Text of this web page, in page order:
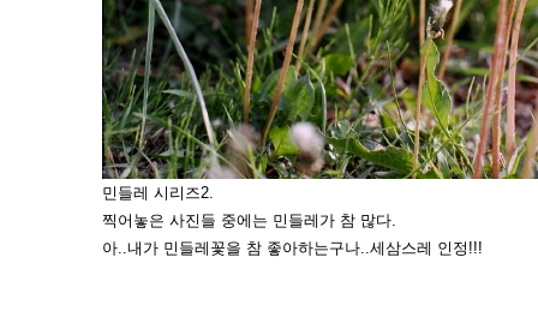
민들레 시리즈2.
찍어놓은 사진들 중에는 민들레가 참 많다.
아..내가 민들레꽃을 참 좋아하는구나..세삼스레 인정!!!